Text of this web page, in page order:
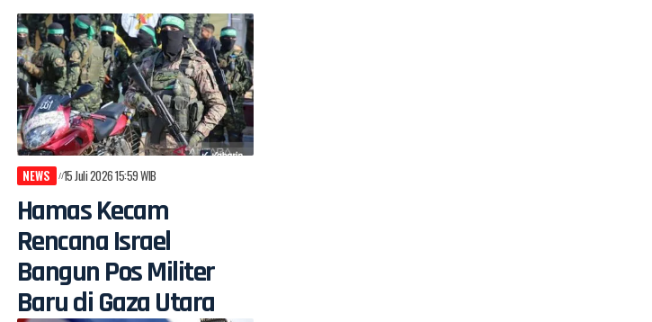
NEWS 15 Juli 2026 15:59 WIB
Hamas Kecam
Rencana Israel
Bangun Pos Militer
Baru di Gaza Utara